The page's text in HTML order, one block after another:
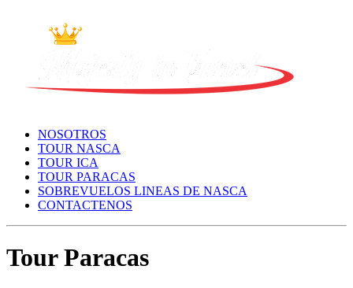
NOSOTROS
TOUR NASCA
TOUR ICA
TOUR PARACAS
SOBREVUELOS LINEAS DE NASCA
CONTACTENOS
Tour Paracas